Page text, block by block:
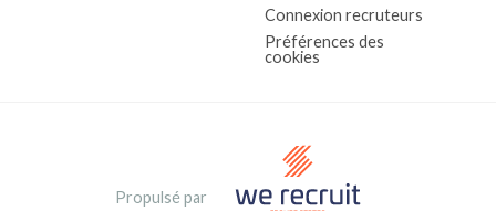
Connexion recruteurs
Préférences des
cookies
Propulsé par